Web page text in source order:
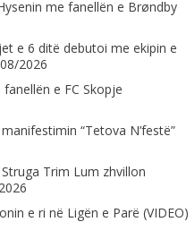
me fanellën e Brøndby
e 6 ditë debutoi me ekipin e
2026
fanellën e FC Skopje
“Tetova N’festë”
Trim Lum zhvillon
e ri në Ligën e Parë (VIDEO)